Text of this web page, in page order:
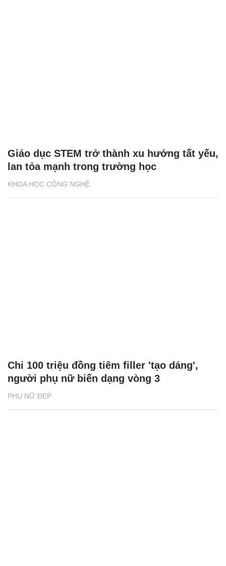
KHOA HỌC CÔNG NGHỆ
Giáo dục STEM trở thành xu hướng tất yếu,
lan tỏa mạnh trong trường học
PHỤ NỮ ĐẸP
Chi 100 triệu đồng tiêm filler 'tạo dáng',
người phụ nữ biến dạng vòng 3